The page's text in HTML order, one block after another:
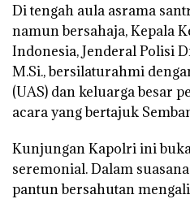
Di tengah aula asrama
namun bersahaja, Kepala
Indonesia, Jenderal Polisi
M.Si., bersilaturahmi
(UAS) dan keluarga besar
acara yang bertajuk
Kunjungan Kapolri ini
seremonial. Dalam
pantun bersahutan